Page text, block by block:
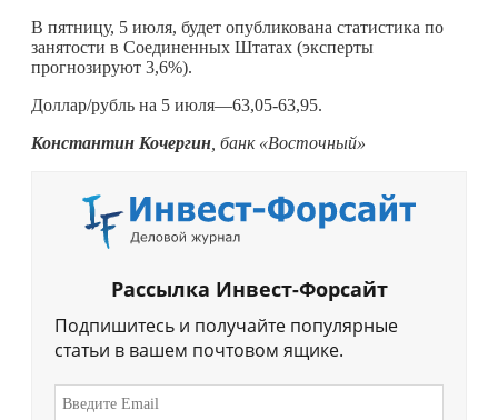
В пятницу, 5 июля, будет опубликована статистика по
занятости в Соединенных Штатах (эксперты
прогнозируют 3,6%).
Доллар/рубль на 5 июля—63,05-63,95.
Константин Кочергин , банк «Восточный»
Рассылка Инвест-Форсайт
Подпишитесь и получайте популярные
статьи в вашем почтовом ящике.